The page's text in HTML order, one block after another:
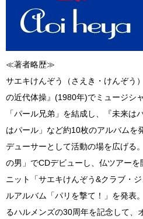
≪著者略歴≫
サエキけんぞう（さえき・けんぞう
の近代体操』(1980年)でミュージシ
「パール兄弟」を結成し、『未来は
はパール」など約10枚のアルバムを
デューサーとして活動の場を広げる
の男」でCDデビューし、仏ツアー
ニット「サエキけんぞう&クラブ・
ルアルバム「パリを撃て！」を発表
るハルメンズの30周年を記念して、